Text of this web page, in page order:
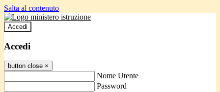
Salta al contenuto
Accedi
Accedi
button close ×
Nome Utente
Password